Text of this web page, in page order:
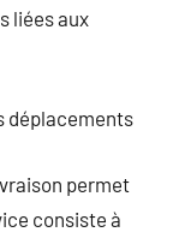
liées aux
déplacements
permet
consiste à